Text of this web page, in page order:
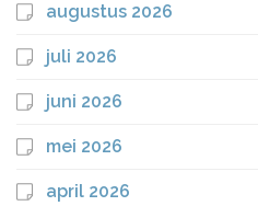
augustus 2026
juli 2026
juni 2026
mei 2026
april 2026